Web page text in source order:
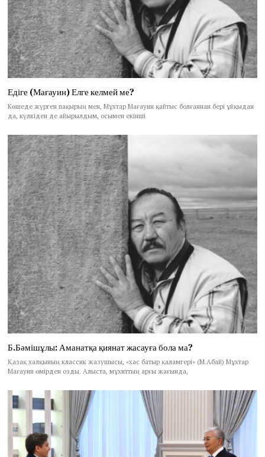
Едіге (Мағауин) Елге келмей ме?
Көшеде жүрген пақырың мен, Мұхтар Мағауин қайтыс болғаннан бері ұйқыдан
да, күлкіден де айырылдым, осымен екінші
Б.Бәмішұлы: Аманатқа қиянат жасауға бола ма?
Қазақ халқының классик жазушысы, «хас батыр қаламгері» (М.Абай) Мұхтар
Мағауин өмірден озды. Алыста, мұхиттың арғы жағында,